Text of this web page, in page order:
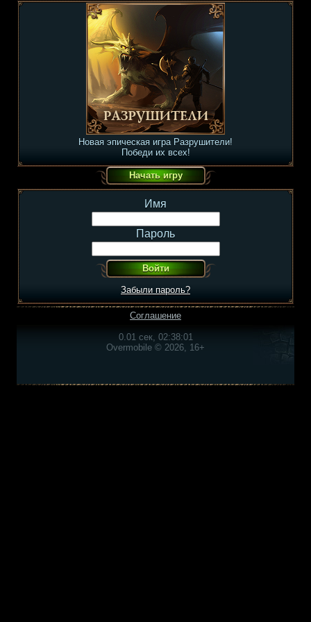
Новая эпическая игра Разрушители!
Победи их всех!
Имя
Пароль
Забыли пароль?
Соглашение
0.01 сек, 02:38:01
Overmobile © 2026, 16+